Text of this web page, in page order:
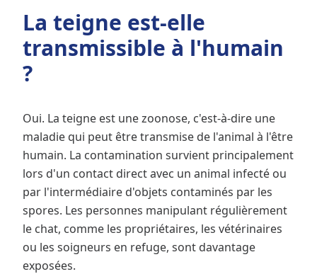
La teigne est-elle
transmissible à l'humain
?
Oui. La teigne est une zoonose, c'est-à-dire une
maladie qui peut être transmise de l'animal à l'être
humain. La contamination survient principalement
lors d'un contact direct avec un animal infecté ou
par l'intermédiaire d'objets contaminés par les
spores. Les personnes manipulant régulièrement
le chat, comme les propriétaires, les vétérinaires
ou les soigneurs en refuge, sont davantage
exposées.